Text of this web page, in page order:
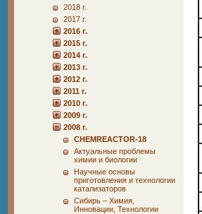
2018 г.
2017 г.
2016 г.
2015 г.
2014 г.
2013 г.
2012 г.
2011 г.
2010 г.
2009 г.
2008 г.
CHEMREACTOR-18
Актуальные проблемы
химии и биологии
Научные основы
приготовления и технологии
катализаторов
Сибирь – Химия,
Инновации, Технологии